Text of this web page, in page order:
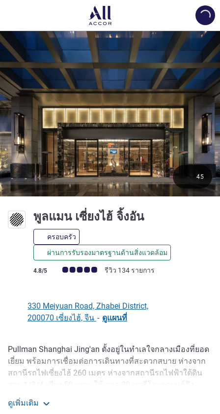
พูลแมน เซี่ยงไฮ้ จิ้งอัน
ครอบครัว
ผ่านการรับรองมาตรฐานด้านสิ่งแวดล้อม
คะแนนความคิดเห็นจากแขก (เรทติ้งบน ALL)
4.8/5 รีวิว 134 รายการ
45
330 Meiyuan Road, Zhabei District,
200070 เซี่ยงไฮ้, จีน - ดูแผนที่
รายละเอียด
Pullman Shanghai Jing'an ตั้งอยู่ในทำเลใจกลางเมืองที่ยอด
เยี่ยม พร้อมการเชื่อมต่อการเดินทางที่สะดวกสบาย ห่างจาก
สถานีรถไฟเซี่ยงไฮ้ 260 เมตร ห่างจากสถานีรถไฟฟ้าใต้ดิน
สนามบินนานาชาติหงเฉียว และ 45 นาทีโดยรถยนต์ถึงสนาม
บินนานาชาติผู่ตง มีห้องพักทันสมัย และแขกสามารถผ่อน
ดูเพิ่มเติม